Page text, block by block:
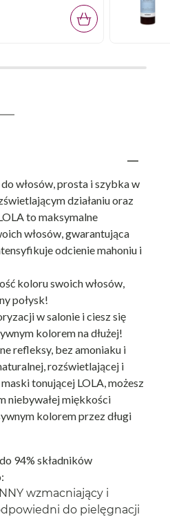
włosów, prosta i szybka w
działaniu oraz
to maksymalne
włosów, gwarantująca
odcienie mahoniu i
koloru swoich włosów,
połysk!
w salonie i ciesz się
kolorem na dłużej!
refleksy, bez amoniaku i
rozświetlającej i
tonującej LOLA, możesz
niebywałej miękkości
kolorem przez długi
94% składników
wzmacniający i
do pielęgnacji